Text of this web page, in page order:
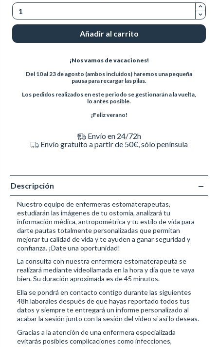
Añadir al carrito
¡Nos vamos de vacaciones!
Del 10 al 23 de agosto (ambos incluidos) haremos una pequeña
pausa para recargar las pilas.
Los pedidos realizados en este periodo se gestionarán a la vuelta,
lo antes posible.
¡Feliz verano!
Envío en 24/72h
Envío gratuito a partir de 50€, sólo península
Descripción
Nuestro equipo de enfermeras estomaterapeutas,
estudiarán las imágenes de tu ostomía, analizará tu
información médica, antropométrica y tu estilo de vida para
darte pautas totalmente personalizadas que permitan
mejorar tu calidad de vida y te ayuden a ganar seguridad y
confianza. ¡Date una oportunidad!
La consulta con nuestra enfermera estomaterapeuta se
realizará mediante videollamada en la hora y día que te vaya
bien. Su duración aproximada es de 45 minutos.
Ella se pondrá en contacto contigo durante las siguientes
48h laborales después de que hayas reportado todos tus
datos y siempre te entregará un informe personalizado al
acabar la sesión junto con la sesión del video si así lo deseas.
Gracias a la atención de una enfermera especializada
evitarás posibles complicaciones como infecciones,